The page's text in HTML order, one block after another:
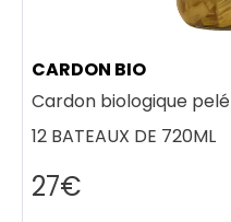
CARDON BIO
Cardon biologique pelé
12 BATEAUX DE 720ML
27€